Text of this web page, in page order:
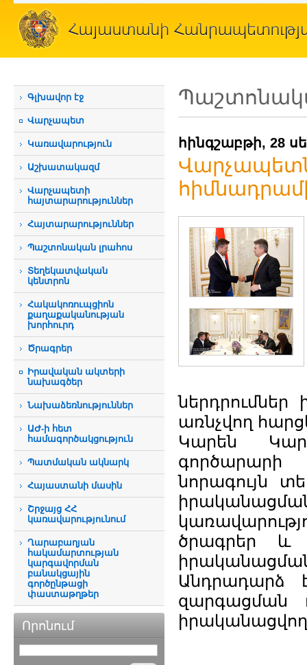
Գլխավոր էջ
Վարչապետ
Կառավարություն
Աշխատակազմ
Վարչապետի
հայտարարություններ
Հայտարարություններ
Պաշտոնական լրահոս
Տեղեկատվական
կենտրոն
Հակակոռուպցիոն
քաղաքականության
խորհուրդ
Ծրագրեր
Իրավական ակտերի
նախագծեր
Նախաձեռնություններ
ԱԺ-ի հետ
համագործակցություն
Պատմական ակնարկ
Հայաստանի մասին
Շրջայց ՀՀ
կառավարությունում
Ղարաբաղյան
հակամարտության
կարգավորման
բանակցային
գործընթացի
փաստաթղթեր
Որոնում
հինգշաբթի, 28
Վարչապետն
ներդրումներ
առնչվող
Կարեն
գործարարի
նորագույն
ծրագրեր և
Անդրադարձ
զարգացման
իրականացվող